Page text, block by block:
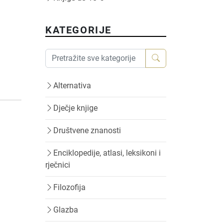
KATEGORIJE
Alternativa
Dječje knjige
Društvene znanosti
Enciklopedije, atlasi, leksikoni i
rječnici
Filozofija
Glazba